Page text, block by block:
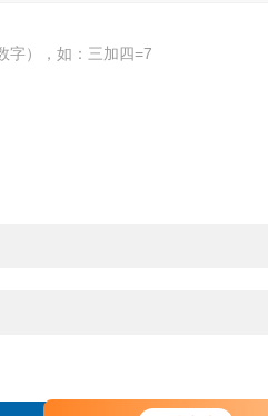
您好！欢迎前来咨询，很
字），如：三加四=7